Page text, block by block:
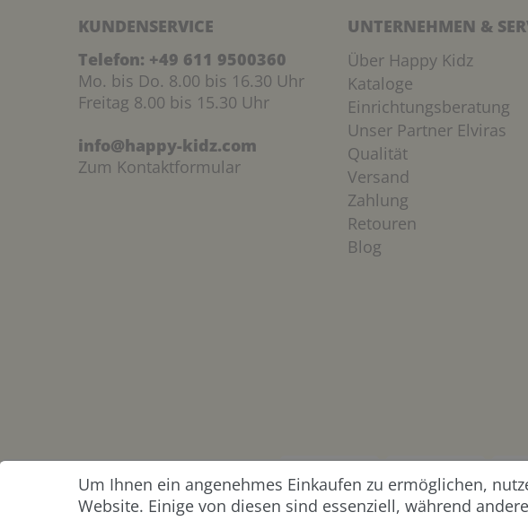
KUNDENSERVICE
Telefon: +49 611 9500360
Mo. bis Do. 8.00 bis 16.30 Uhr
Freitag 8.00 bis 15.30 Uhr
info@happy-kidz.com
Zum Kontaktformular
UNTERNEHMEN &
Über Happy Kidz
Kataloge
Einrichtungsberatung
Unser Partner Elviras
Qualität
Versand
Zahlung
Retouren
Blog
ZAHLUNG &
VERSAND
Um Ihnen ein angenehmes Einkaufen zu ermöglichen,
Website. Einige von diesen sind essenziell, während